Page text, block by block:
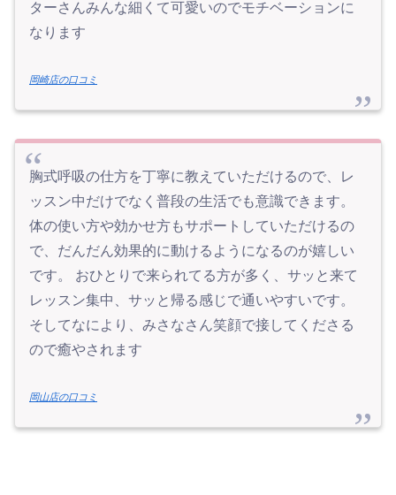
ターさんみんな細くて可愛いのでモチベーションに
なります
岡崎店の口コミ
胸式呼吸の仕方を丁寧に教えていただけるので、レ
ッスン中だけでなく普段の生活でも意識できます。
体の使い方や効かせ方もサポートしていただけるの
で、だんだん効果的に動けるようになるのが嬉しい
です。 おひとりで来られてる方が多く、サッと来て
レッスン集中、サッと帰る感じで通いやすいです。
そしてなにより、みさなさん笑顔で接してくださる
ので癒やされます
岡山店の口コミ